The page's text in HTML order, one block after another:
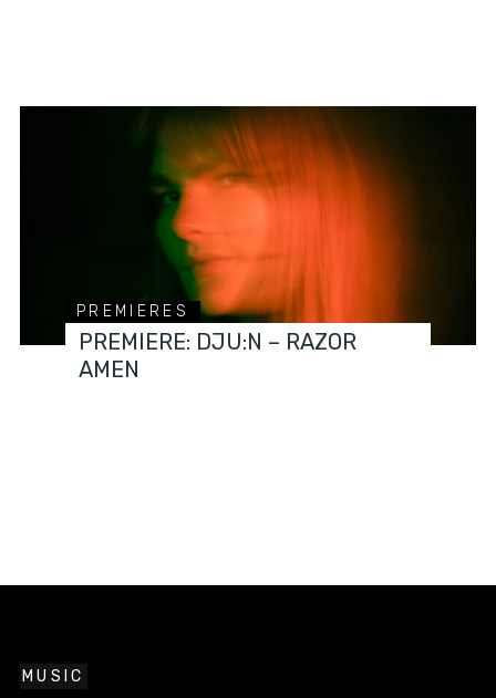
PREMIERES
PREMIERE: DJU:N – RAZOR
AMEN
MUSIC